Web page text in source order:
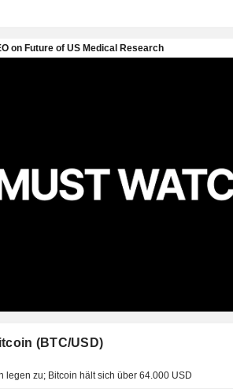
(BTC/USD)
legen zu; Bitcoin hält sich über 64.000 USD